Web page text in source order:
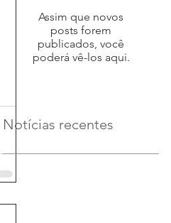
Assim que novos
posts forem
publicados, você
poderá vê-los aqui.
Notícias recentes